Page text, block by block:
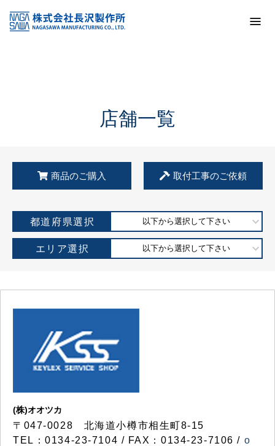
KSS加盟店・取扱店情報
店舗一覧
店舗一覧
商品のご購入 取付工事のご依頼
都道府県選択 以下から選択して下さい
エリア選択 以下から選択して下さい
(株)オオツカ
〒047-0028 北海道小樽市相生町8-15
TEL：0134-23-7104 / FAX：0134-23-7106 / o